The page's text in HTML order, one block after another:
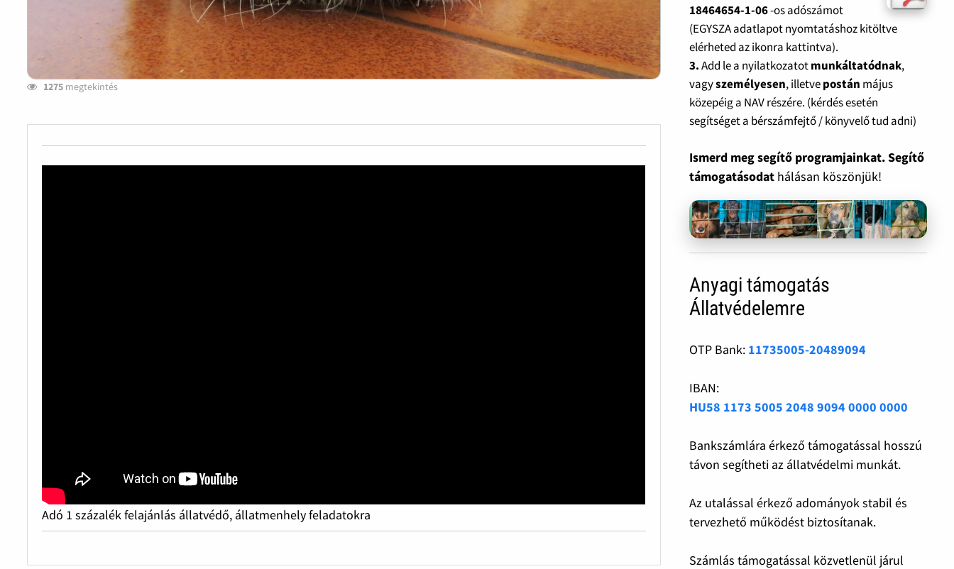
1275 megtekintés
Adó 1 százalék felajánlás állatvédő, állatmenhely feladatokra
18464654-1-06-os adószámot
(EGYSZA adatlapot nyomtatáshoz kitöltve
elérheted az ikonra kattintva).
3.Add le a nyilatkozatotmunkáltatódnak,
vagyszemélyesen, illetvepostán május
közepéig a NAV részére. (kérdés esetén
segítséget a bérszámfejtő / könyvelő tud adni)
Ismerd meg segítő programjainkat. Segítő
támogatásodat hálásan köszönjük!
Anyagi támogatás
Állatvédelemre
OTP Bank: 11735005-20489094
IBAN:
HU58 1173 5005 2048 9094 0000 0000
Bankszámlára érkező támogatással hosszú
távon segítheti az állatvédelmi munkát.
Az utalással érkező adományok stabil és
tervezhető működést biztosítanak.
Számlás támogatással közvetlenül járul